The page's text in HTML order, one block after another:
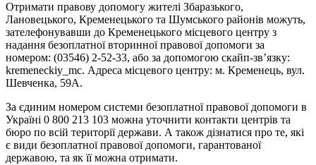
Отримати правову допомогу жителі Збаразького,
Лановецького, Кременецького та Шумського районів можуть,
зателефонувавши до Кременецького місцевого центру з
надання безоплатної вторинної правової допомоги за
номером: (03546) 2-52-33, або за допомогою скайп-зв’язку:
kremeneckiy_mc. Адреса місцевого центру: м. Кременець, вул.
Шевченка, 59А.
За єдиним номером системи безоплатної правової допомоги в
Україні 0 800 213 103 можна уточнити контакти центрів та
бюро по всій території держави. А також дізнатися про те, які
є види безоплатної правової допомоги, гарантованої
державою, та як її можна отримати.